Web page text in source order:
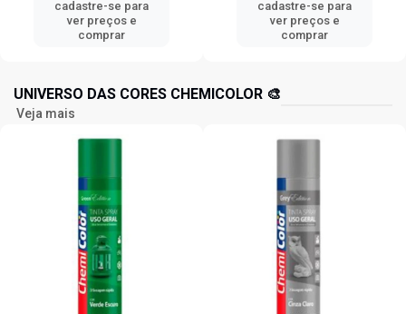
cadastre-se para
ver preços e
comprar
cadastre-se para
ver preços e
comprar
UNIVERSO DAS CORES CHEMICOLOR 🎨
Veja mais